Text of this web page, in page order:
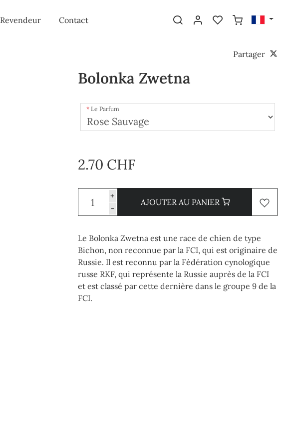
Revendeur Contact
Partager
Bolonka Zwetna
Le Parfum
2.70 CHF
+
-
AJOUTER AU PANIER
Le Bolonka Zwetna est une race de chien de type
Bichon, non reconnue par la FCI, qui est originaire de
Russie. Il est reconnu par la Fédération cynologique
russe RKF, qui représente la Russie auprès de la FCI
et est classé par cette dernière dans le groupe 9 de la
FCI.